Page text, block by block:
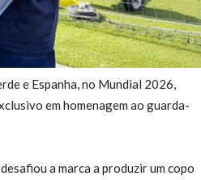
e Espanha, no Mundial 2026,
em homenagem ao guarda-
a marca a produzir um copo